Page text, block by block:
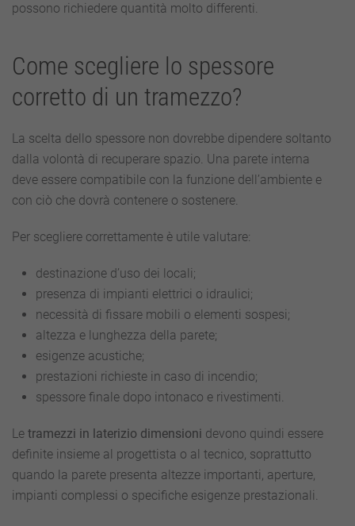
possono richiedere quantità molto differenti.
Come scegliere lo spessore
corretto di un tramezzo?
La scelta dello spessore non dovrebbe dipendere soltanto
dalla volontà di recuperare spazio. Una parete interna
deve essere compatibile con la funzione dell’ambiente e
con ciò che dovrà contenere o sostenere.
Per scegliere correttamente è utile valutare:
destinazione d’uso dei locali;
presenza di impianti elettrici o idraulici;
necessità di fissare mobili o elementi sospesi;
altezza e lunghezza della parete;
esigenze acustiche;
prestazioni richieste in caso di incendio;
spessore finale dopo intonaco e rivestimenti.
Le tramezzi in laterizio dimensioni devono quindi essere
definite insieme al progettista o al tecnico, soprattutto
quando la parete presenta altezze importanti, aperture,
impianti complessi o specifiche esigenze prestazionali.